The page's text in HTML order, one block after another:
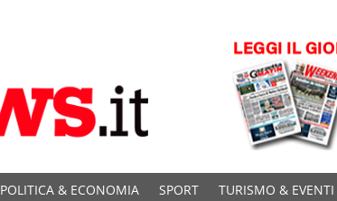
POLITICA & ECONOMIA SPORT TURISMO & EVENTI